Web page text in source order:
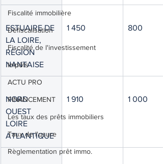
Fiscalité immobilière
Défiscalisation
Fiscalité de l'investissement
Impôts
ACTU PRO
FINANCEMENT
Les taux des prêts immobiliers
Taux de l'usure
Règlementation prêt immo.
ESTUAIRE DE
LA LOIRE,
RÉGION
NANTAISE
1 450 800
NORD
OUEST
LOIRE
ATLANTIQUE
1 910 1 000